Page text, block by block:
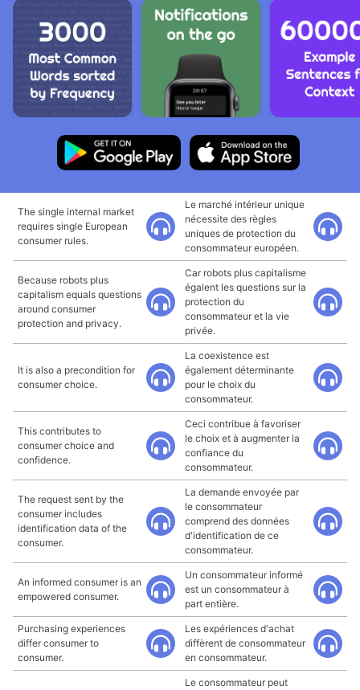
The single internal market
requires single European
consumer rules.
Le marché intérieur unique
nécessite des règles
uniques de protection du
consommateur européen.
Because robots plus
capitalism equals questions
around consumer
protection and privacy.
Car robots plus capitalisme
égalent les questions sur la
protection du
consommateur et la vie
privée.
It is also a precondition for
consumer choice.
La coexistence est
également déterminante
pour le choix du
consommateur.
This contributes to
consumer choice and
confidence.
Ceci contribue à favoriser
le choix et à augmenter la
confiance du
consommateur.
The request sent by the
consumer includes
identification data of the
consumer.
La demande envoyée par
le consommateur
comprend des données
d'identification de ce
consommateur.
An informed consumer is an
empowered consumer.
Un consommateur informé
est un consommateur à
part entière.
Purchasing experiences
differ consumer to
consumer.
Les expériences d'achat
diffèrent de consommateur
en consommateur.
Le consommateur peut